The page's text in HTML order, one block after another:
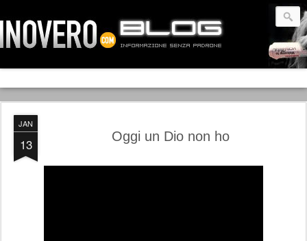
JAN
13 Oggi un Dio non ho